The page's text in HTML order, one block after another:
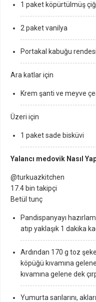
1 paket köpürtülmüş
2 paket vanilya
Portakal kabuğu
Ara katlar için
Krem şanti ve meyve
Üzeri için
1 paket sade bisküvi
Yalancı medovik Nasıl
@turkuazkitchen
17.4 bin takipçi
Betül tunç
Pandispanyayı
atıp yaklaşık 1 dakika
Ardından 170 g toz
köpüğü kıvamına
kıvamına gelene dek
Yumurta sarılarını,